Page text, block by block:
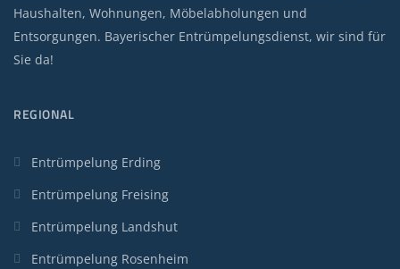
Haushalten, Wohnungen, Möbelabholungen und
Entsorgungen. Bayerischer Entrümpelungsdienst, wir sind für
Sie da!
REGIONAL
Entrümpelung Erding
Entrümpelung Freising
Entrümpelung Landshut
Entrümpelung Rosenheim